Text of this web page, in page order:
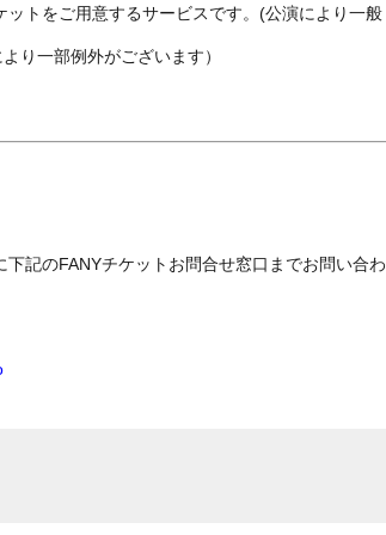
トをご用意するサービスです。(公演により一般
り一部例外がございます）
記のFANYチケットお問合せ窓口までお問い合わ